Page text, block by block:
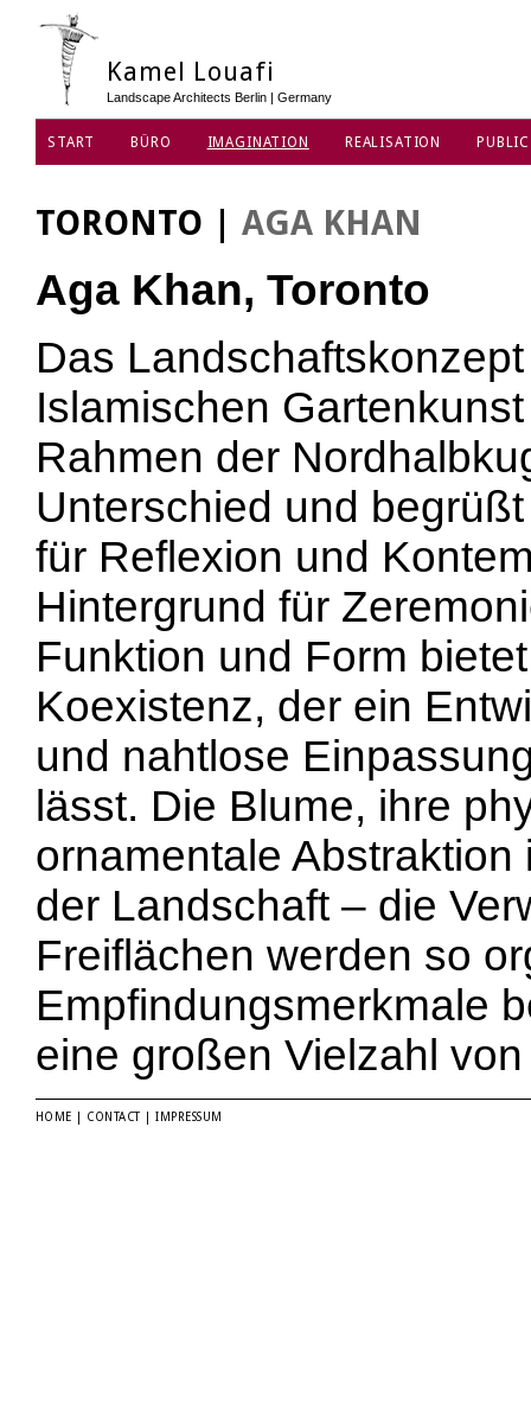
Kamel Louafi
Landscape Architects Berlin | Germany
START BÜRO IMAGINATION REALISATION
TORONTO AGA KHAN
Aga Khan, Toronto
Das
Islamischen
Rahmen der
Unterschied und
für Reflexion und
Hintergrund für
Funktion und Form
Koexistenz, der ein
und nahtlose
lässt. Die Blume, ihre
ornamentale
der Landschaft – die
Freiflächen werden so
Empfindungsmerkmale
eine großen Vielzahl
HOME CONTACT |IMPRESSUM